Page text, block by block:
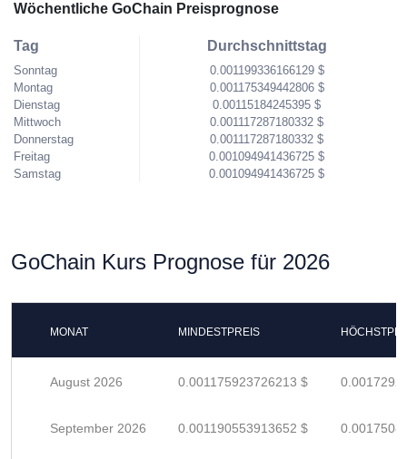
Wöchentliche GoChain Preisprognose
Tag
Sonntag
Montag
Dienstag
Mittwoch
Donnerstag
Freitag
Samstag
Durchschnittstag
0.001199336166129 $
0.001175349442806 $
0.00115184245395 $
0.001117287180332 $
0.001117287180332 $
0.001094941436725 $
0.001094941436725 $
GoChain Kurs Prognose für 2026
MONAT MINDESTPREIS
August 2026 0.001175923726213 $
September 2026 0.001190553913652 $